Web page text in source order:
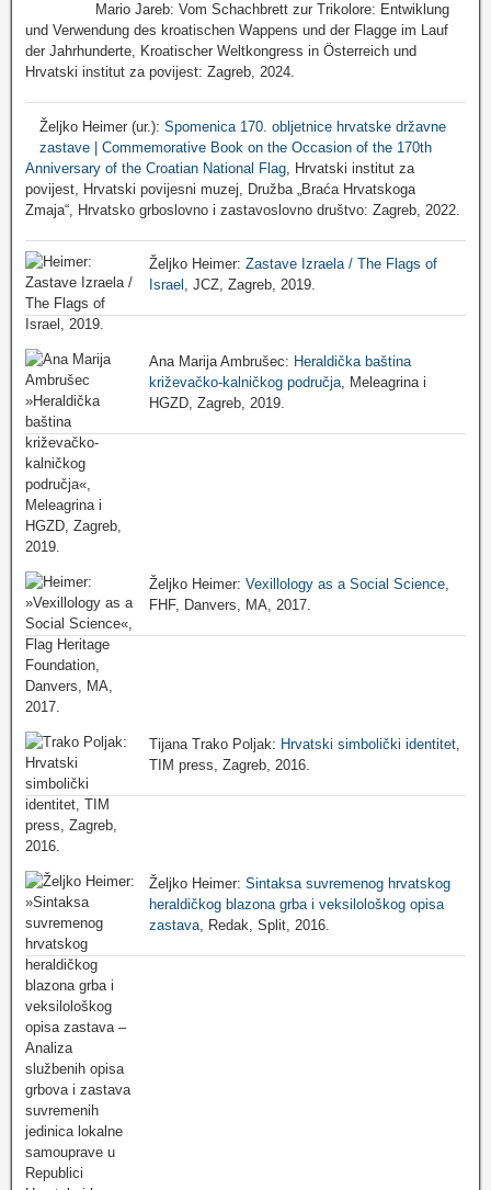
Mario Jareb: Vom Schachbrett zur Trikolore: Entwiklung
und Verwendung des kroatischen Wappens und der Flagge im Lauf
der Jahrhunderte, Kroatischer Weltkongress in Österreich und
Hrvatski institut za povijest: Zagreb, 2024.
Željko Heimer (ur.): Spomenica 170. obljetnice hrvatske državne
zastave | Commemorative Book on the Occasion of the 170th
Anniversary of the Croatian National Flag , Hrvatski institut za
povijest, Hrvatski povijesni muzej, Družba „Braća Hrvatskoga
Zmaja“, Hrvatsko grboslovno i zastavoslovno društvo: Zagreb, 2022.
Željko Heimer: Zastave Izraela / The Flags of
Israel , JCZ, Zagreb, 2019.
Ana Marija Ambrušec: Heraldička baština
križevačko-kalničkog područja, Meleagrina i
HGZD, Zagreb, 2019.
Željko Heimer: Vexillology as a Social Science,
FHF, Danvers, MA, 2017.
Tijana Trako Poljak: Hrvatski simbolički identitet,
TIM press, Zagreb, 2016.
Željko Heimer: Sintaksa suvremenog hrvatskog
heraldičkog blazona grba i veksilološkog opisa
zastava, Redak, Split, 2016.